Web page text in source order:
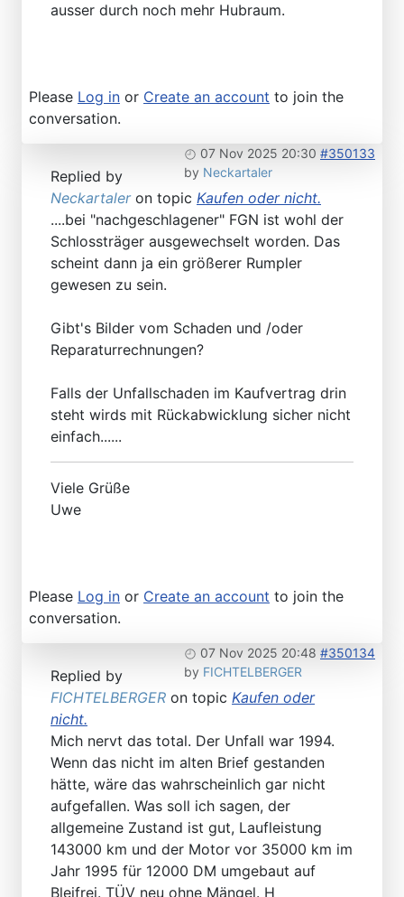
ausser durch noch mehr Hubraum.
Please Log in or Create an account to join the
conversation.
07 Nov 2025 20:30 #350133
by Neckartaler
Replied by
Neckartaleron topic Kaufen oder nicht.
....bei "nachgeschlagener" FGN ist wohl der
Schlossträger ausgewechselt worden. Das
scheint dann ja ein größerer Rumpler
gewesen zu sein.
Gibt's Bilder vom Schaden und /oder
Reparaturrechnungen?
Falls der Unfallschaden im Kaufvertrag drin
steht wirds mit Rückabwicklung sicher nicht
einfach......
Viele Grüße
Uwe
Please Log in or Create an account to join the
conversation.
07 Nov 2025 20:48 #350134
by FICHTELBERGER
Replied by
FICHTELBERGER on topic Kaufen oder
nicht.
Mich nervt das total. Der Unfall war 1994.
Wenn das nicht im alten Brief gestanden
hätte, wäre das wahrscheinlich gar nicht
aufgefallen. Was soll ich sagen, der
allgemeine Zustand ist gut, Laufleistung
143000 km und der Motor vor 35000 km im
Jahr 1995 für 12000 DM umgebaut auf
Bleifrei. TÜV neu ohne Mängel. H